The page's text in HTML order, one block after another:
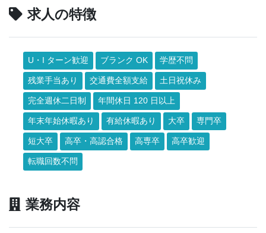
求人の特徴
U・I ターン歓迎 ブランク OK 学歴不問
残業手当あり 交通費全額支給 土日祝休み
完全週休二日制 年間休日 120 日以上
年末年始休暇あり 有給休暇あり 大卒 専門卒
短大卒 高卒・高認合格 高専卒 高卒歓迎
転職回数不問
業務内容